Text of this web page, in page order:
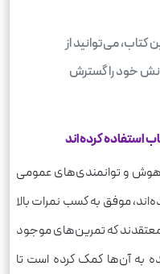
کتاب، می‌توانید از
خود را گسترش
استفاده کرده‌اند
"هوش و توانمندی‌های عمومی
موفق به کسب نمرات بالا
که تمرین‌های موجود
به آن‌ها کمک کرده است تا